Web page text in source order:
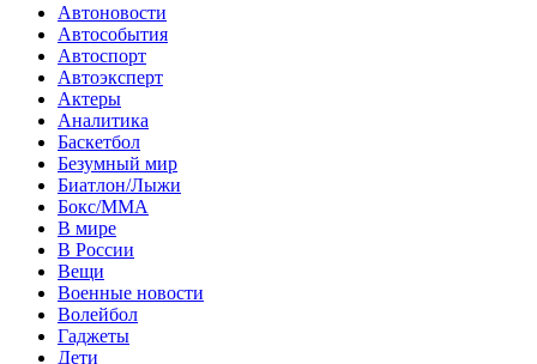
Автоновости
Автособытия
Автоспорт
Автоэксперт
Актеры
Аналитика
Баскетбол
Безумный мир
Биатлон/Лыжи
Бокс/MMA
В мире
В России
Вещи
Военные новости
Волейбол
Гаджеты
Дети